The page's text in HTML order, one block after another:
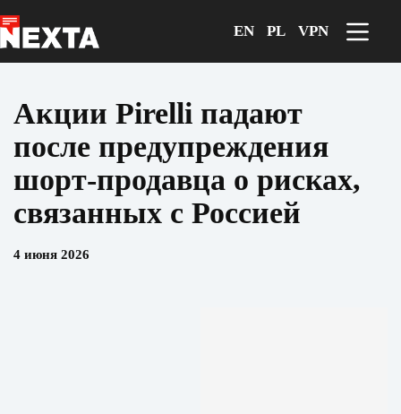
к
сути
EN PL VPN
Акции Pirelli падают
после предупреждения
шорт-продавца о рисках,
связанных с Россией
4 июня 2026